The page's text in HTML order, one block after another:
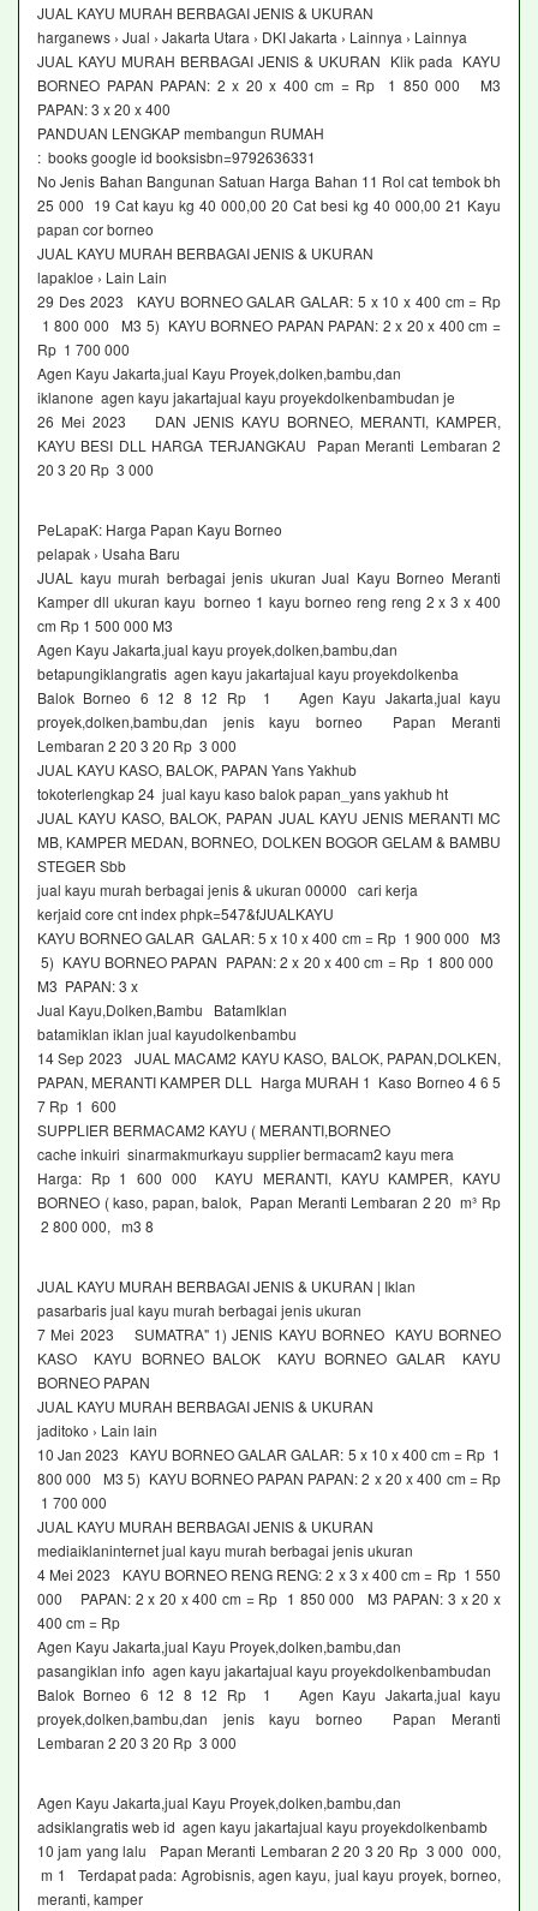
JUAL KAYU MURAH BERBAGAI JENIS & UKURAN
harganews › Jual › Jakarta Utara › DKI Jakarta › Lainnya › Lainnya
JUAL KAYU MURAH BERBAGAI JENIS & UKURAN Klik pada KAYU
BORNEO PAPAN PAPAN: 2 x 20 x 400 cm = Rp 1 850 000 M3
PAPAN: 3 x 20 x 400
PANDUAN LENGKAP membangun RUMAH
: books google id booksisbn=9792636331
No Jenis Bahan Bangunan Satuan Harga Bahan 11 Rol cat tembok bh
25 000 19 Cat kayu kg 40 000,00 20 Cat besi kg 40 000,00 21 Kayu
papan cor borneo
JUAL KAYU MURAH BERBAGAI JENIS & UKURAN
lapakloe › Lain Lain
29 Des 2023 KAYU BORNEO GALAR GALAR: 5 x 10 x 400 cm = Rp
1 800 000 M3 5) KAYU BORNEO PAPAN PAPAN: 2 x 20 x 400 cm =
Rp 1 700 000
Agen Kayu Jakarta,jual Kayu Proyek,dolken,bambu,dan
iklanone agen kayu jakartajual kayu proyekdolkenbambudan je
26 Mei 2023 DAN JENIS KAYU BORNEO, MERANTI, KAMPER,
KAYU BESI DLL HARGA TERJANGKAU Papan Meranti Lembaran 2
20 3 20 Rp 3 000
PeLapaK: Harga Papan Kayu Borneo
pelapak › Usaha Baru
JUAL kayu murah berbagai jenis ukuran Jual Kayu Borneo Meranti
Kamper dll ukuran kayu borneo 1 kayu borneo reng reng 2 x 3 x 400
cm Rp 1 500 000 M3
Agen Kayu Jakarta,jual kayu proyek,dolken,bambu,dan
betapungiklangratis agen kayu jakartajual kayu proyekdolkenba
Balok Borneo 6 12 8 12 Rp 1 Agen Kayu Jakarta,jual kayu
proyek,dolken,bambu,dan jenis kayu borneo Papan Meranti
Lembaran 2 20 3 20 Rp 3 000
JUAL KAYU KASO, BALOK, PAPAN Yans Yakhub
tokoterlengkap 24 jual kayu kaso balok papan_yans yakhub ht
JUAL KAYU KASO, BALOK, PAPAN JUAL KAYU JENIS MERANTI MC
MB, KAMPER MEDAN, BORNEO, DOLKEN BOGOR GELAM & BAMBU
STEGER Sbb
jual kayu murah berbagai jenis & ukuran 00000 cari kerja
kerjaid core cnt index phpk=547&fJUALKAYU
KAYU BORNEO GALAR GALAR: 5 x 10 x 400 cm = Rp 1 900 000 M3
5) KAYU BORNEO PAPAN PAPAN: 2 x 20 x 400 cm = Rp 1 800 000
M3 PAPAN: 3 x
Jual Kayu,Dolken,Bambu BatamIklan
batamiklan iklan jual kayudolkenbambu
14 Sep 2023 JUAL MACAM2 KAYU KASO, BALOK, PAPAN,DOLKEN,
PAPAN, MERANTI KAMPER DLL Harga MURAH 1 Kaso Borneo 4 6 5
7 Rp 1 600
SUPPLIER BERMACAM2 KAYU ( MERANTI,BORNEO
cache inkuiri sinarmakmurkayu supplier bermacam2 kayu mera
Harga: Rp 1 600 000 KAYU MERANTI, KAYU KAMPER, KAYU
BORNEO ( kaso, papan, balok, Papan Meranti Lembaran 2 20 m³ Rp
2 800 000, m3 8
JUAL KAYU MURAH BERBAGAI JENIS & UKURAN | Iklan
pasarbaris jual kayu murah berbagai jenis ukuran
7 Mei 2023 SUMATRA" 1) JENIS KAYU BORNEO KAYU BORNEO
KASO KAYU BORNEO BALOK KAYU BORNEO GALAR KAYU
BORNEO PAPAN
JUAL KAYU MURAH BERBAGAI JENIS & UKURAN
jaditoko › Lain lain
10 Jan 2023 KAYU BORNEO GALAR GALAR: 5 x 10 x 400 cm = Rp 1
800 000 M3 5) KAYU BORNEO PAPAN PAPAN: 2 x 20 x 400 cm = Rp
1 700 000
JUAL KAYU MURAH BERBAGAI JENIS & UKURAN
mediaiklaninternet jual kayu murah berbagai jenis ukuran
4 Mei 2023 KAYU BORNEO RENG RENG: 2 x 3 x 400 cm = Rp 1 550
000 PAPAN: 2 x 20 x 400 cm = Rp 1 850 000 M3 PAPAN: 3 x 20 x
400 cm = Rp
Agen Kayu Jakarta,jual Kayu Proyek,dolken,bambu,dan
pasangiklan info agen kayu jakartajual kayu proyekdolkenbambudan
Balok Borneo 6 12 8 12 Rp 1 Agen Kayu Jakarta,jual kayu
proyek,dolken,bambu,dan jenis kayu borneo Papan Meranti
Lembaran 2 20 3 20 Rp 3 000
Agen Kayu Jakarta,jual Kayu Proyek,dolken,bambu,dan
adsiklangratis web id agen kayu jakartajual kayu proyekdolkenbamb
10 jam yang lalu Papan Meranti Lembaran 2 20 3 20 Rp 3 000 000,
m 1 Terdapat pada: Agrobisnis, agen kayu, jual kayu proyek, borneo,
meranti, kamper